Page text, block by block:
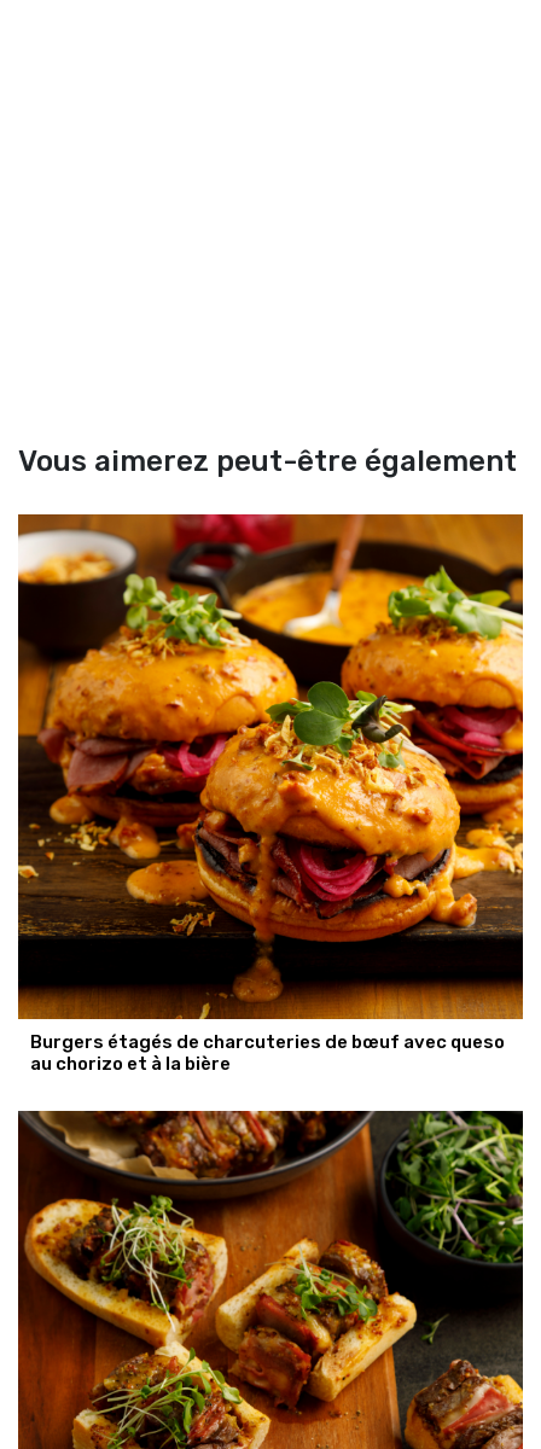
Vous aimerez peut-être également
Burgers étagés de charcuteries de bœuf avec queso
au chorizo et à la bière